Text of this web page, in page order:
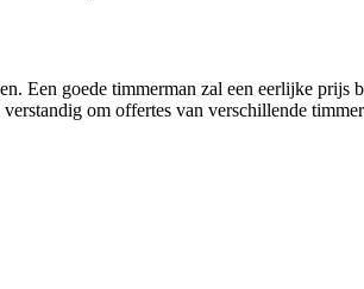
Een goede timmerman zal een eerlijke prijs
om offertes van verschillende